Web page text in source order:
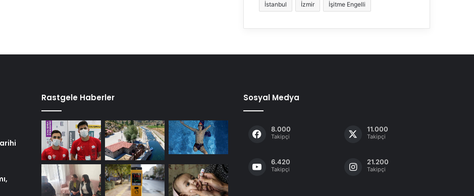
İstanbul İzmir İşitme Engelli
Rastgele Haberler Sosyal Medya
8.000
Takipçi
11.000
Takipçi
6.420
Takipçi
21.200
Takipçi